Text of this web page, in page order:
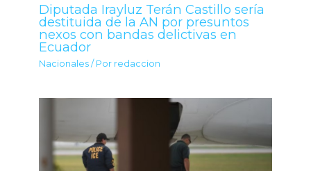
Diputada Irayluz Terán Castillo sería
destituida de la AN por presuntos
nexos con bandas delictivas en
Ecuador
Nacionales / Por redaccion